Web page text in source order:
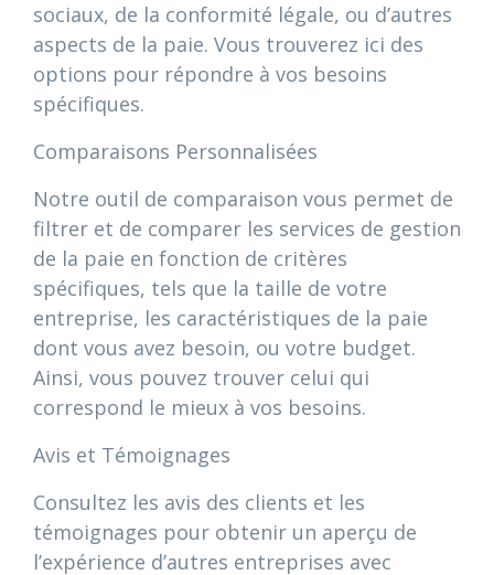
sociaux, de la conformité légale, ou d’autres
aspects de la paie. Vous trouverez ici des
options pour répondre à vos besoins
spécifiques.
Comparaisons Personnalisées
Notre outil de comparaison vous permet de
filtrer et de comparer les services de gestion
de la paie en fonction de critères
spécifiques, tels que la taille de votre
entreprise, les caractéristiques de la paie
dont vous avez besoin, ou votre budget.
Ainsi, vous pouvez trouver celui qui
correspond le mieux à vos besoins.
Avis et Témoignages
Consultez les avis des clients et les
témoignages pour obtenir un aperçu de
l’expérience d’autres entreprises avec